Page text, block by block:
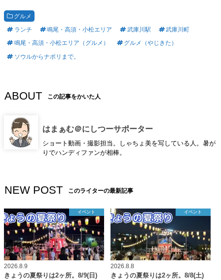
グルメ
ランチ
鳴尾・高須・小松エリア 武庫川駅
武庫川町
鳴尾・高須・小松エリア（グルメ）
グルメ（やじきた）
ソウルからナポリまで。
ABOUT この記事をかいた人
はまぁむ＠にしつーサポーター
ショート動画・撮影担当。しゃちょ美を写している人。暑が
りでハンディファンが相棒。
NEW POST このライターの最新記事
イベント
2026.8.9
きょうの夏祭りは2ヶ所。8/9(日)
イベント
2026.8.8
きょうの夏祭りは2ヶ所。8/8(土)